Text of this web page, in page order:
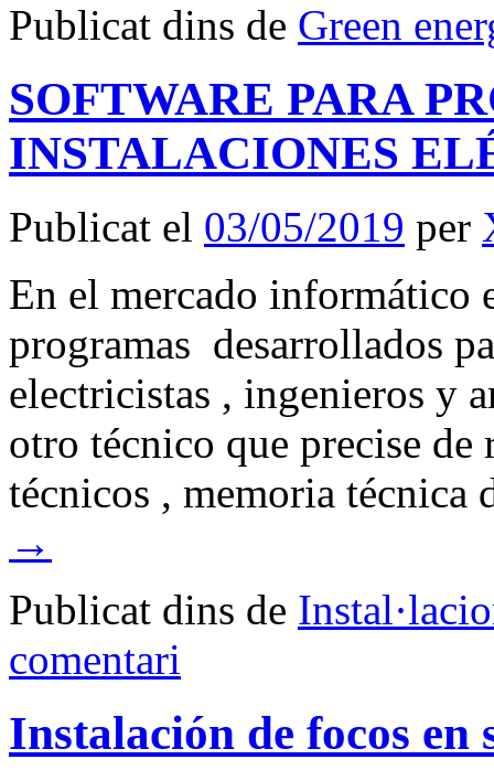
Publicat dins de Green
SOFTWARE PARA
INSTALACIONES
Publicat el 03/05/2019 per
En el mercado informático
programas desarrollados
electricistas , ingenieros y
otro técnico que precise
técnicos , memoria
→
Publicat dins de
comentari
Instalación de focos en